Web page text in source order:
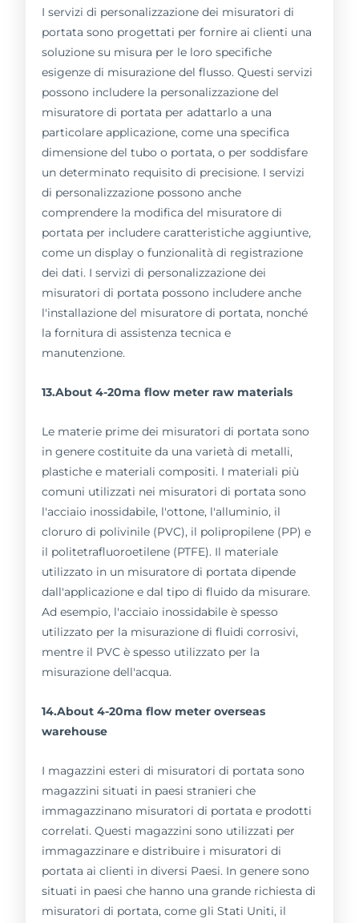
I servizi di personalizzazione dei misuratori di
portata sono progettati per fornire ai clienti una
soluzione su misura per le loro specifiche
esigenze di misurazione del flusso. Questi servizi
possono includere la personalizzazione del
misuratore di portata per adattarlo a una
particolare applicazione, come una specifica
dimensione del tubo o portata, o per soddisfare
un determinato requisito di precisione. I servizi
di personalizzazione possono anche
comprendere la modifica del misuratore di
portata per includere caratteristiche aggiuntive,
come un display o funzionalità di registrazione
dei dati. I servizi di personalizzazione dei
misuratori di portata possono includere anche
l'installazione del misuratore di portata, nonché
la fornitura di assistenza tecnica e
manutenzione.
13.About 4-20ma flow meter raw materials
Le materie prime dei misuratori di portata sono
in genere costituite da una varietà di metalli,
plastiche e materiali compositi. I materiali più
comuni utilizzati nei misuratori di portata sono
l'acciaio inossidabile, l'ottone, l'alluminio, il
cloruro di polivinile (PVC), il polipropilene (PP) e
il politetrafluoroetilene (PTFE). Il materiale
utilizzato in un misuratore di portata dipende
dall'applicazione e dal tipo di fluido da misurare.
Ad esempio, l'acciaio inossidabile è spesso
utilizzato per la misurazione di fluidi corrosivi,
mentre il PVC è spesso utilizzato per la
misurazione dell'acqua.
14.About 4-20ma flow meter overseas
warehouse
I magazzini esteri di misuratori di portata sono
magazzini situati in paesi stranieri che
immagazzinano misuratori di portata e prodotti
correlati. Questi magazzini sono utilizzati per
immagazzinare e distribuire i misuratori di
portata ai clienti in diversi Paesi. In genere sono
situati in paesi che hanno una grande richiesta di
misuratori di portata, come gli Stati Uniti, il